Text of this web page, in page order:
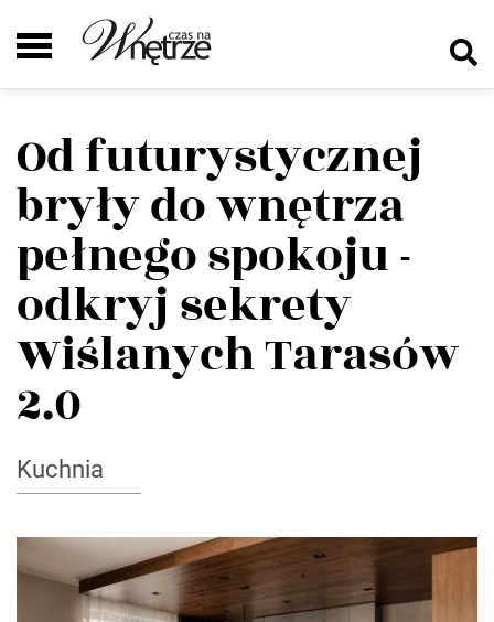
Od futurystycznej
bryły do wnętrza
pełnego spokoju -
odkryj sekrety
Wiślanych Tarasów
2.0
Kuchnia